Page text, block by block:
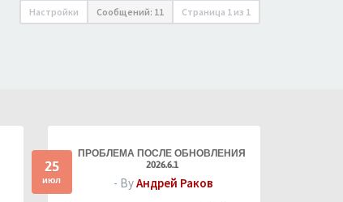
Настройки Сообщений: 11 Страница 1 из 1
25
июл
ПРОБЛЕМА ПОСЛЕ ОБНОВЛЕНИЯ
2026.6.1
- ByАндрей Раков